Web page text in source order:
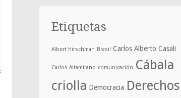
Etiquetas
Albert Hirschman Brasil Carlos Alberto Casali
Carlos Altamirano comunicación Cábala
criolla Democracia Derechos